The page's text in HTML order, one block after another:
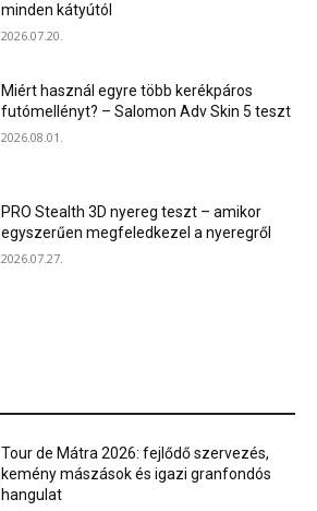
minden kátyútól
2026.07.20.
Miért használ egyre több kerékpáros
futómellényt? – Salomon Adv Skin 5 teszt
2026.08.01.
PRO Stealth 3D nyereg teszt – amikor
egyszerűen megfeledkezel a nyeregről
2026.07.27.
Tour de Mátra 2026: fejlődő szervezés,
kemény mászások és igazi granfondós
hangulat